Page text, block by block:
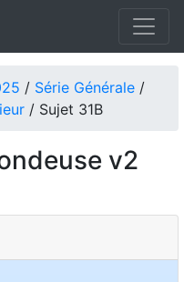
/ Série Générale /
/ Sujet 31B
v2